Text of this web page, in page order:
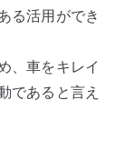
る活用ができ
、車をキレイ
であると言え